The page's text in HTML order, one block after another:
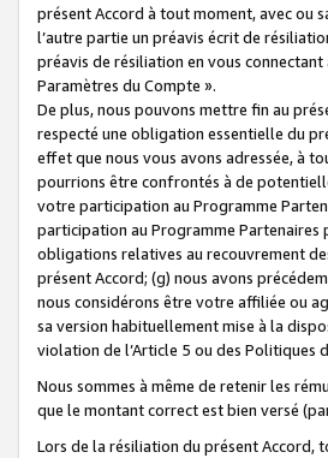
présent Accord à tout moment, avec ou
l’autre partie un préavis écrit de
préavis de résiliation en vous
Paramètres du Compte ».
De plus, nous pouvons mettre fin au
respecté une obligation essentielle du
effet que nous vous avons adressée, à
pourrions être confrontés à de
votre participation au Programme
participation au Programme
obligations relatives au recouvrement
présent Accord; (g) nous avons
nous considérons être votre affiliée ou
sa version habituellement mise à la
violation de l’Article 5 ou des Politiques
Nous sommes à même de retenir les
que le montant correct est bien versé
Lors de la résiliation du présent Accord,